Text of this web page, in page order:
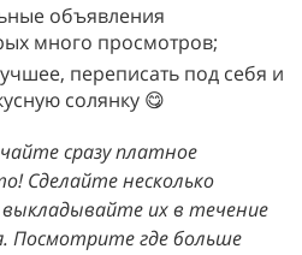
объявления
много просмотров;
переписать под себя и
солянку 😋
сразу платное
Сделайте несколько
выкладывайте их в течение
Посмотрите где больше